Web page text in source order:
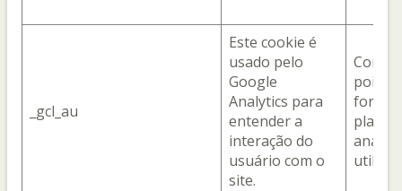
_gcl_au
Este cookie é
usado pelo
Google
Analytics para
entender a
interação do
usuário com o
site.
Com o
pois